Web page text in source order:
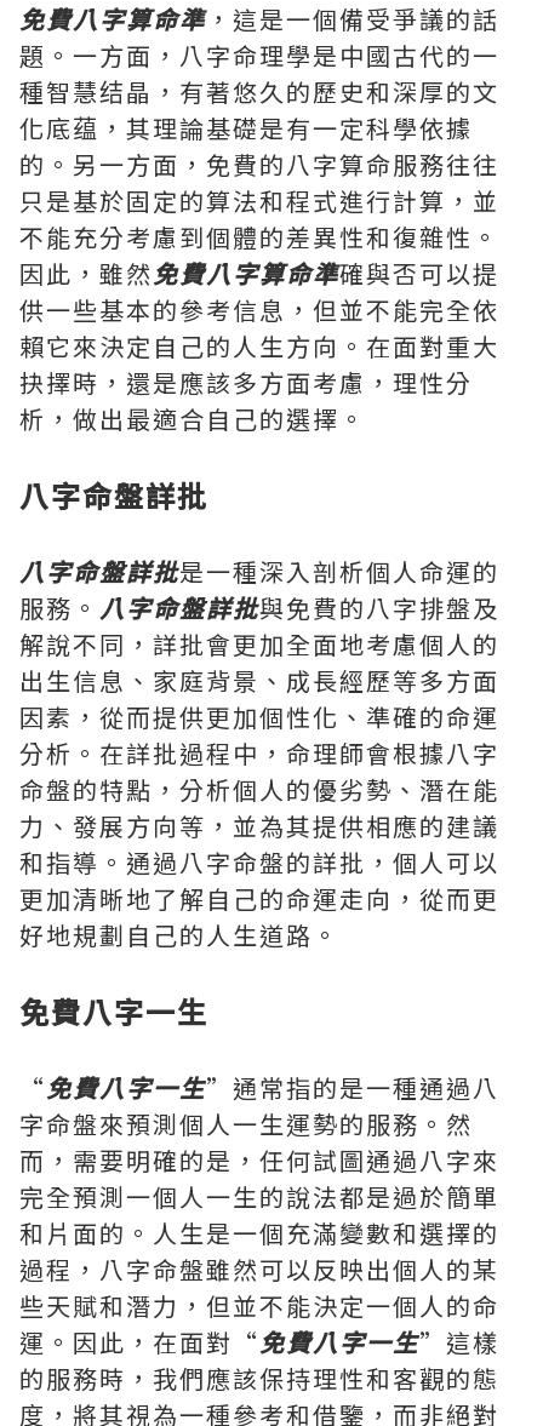
免費八字算命準，這是一個備受爭議的話
題。一方面，八字命理學是中國古代的一
種智慧结晶，有著悠久的歷史和深厚的文
化底蕴，其理論基礎是有一定科學依據
的。另一方面，免費的八字算命服務往往
只是基於固定的算法和程式進行計算，並
不能充分考慮到個體的差異性和復雜性。
因此，雖然免費八字算命準確與否可以提
供一些基本的參考信息，但並不能完全依
賴它來決定自己的人生方向。在面對重大
抉擇時，還是應該多方面考慮，理性分
析，做出最適合自己的選擇。
八字命盤詳批
八字命盤詳批是一種深入剖析個人命運的
服務。 八字命盤詳批與免費的八字排盤及
解說不同，詳批會更加全面地考慮個人的
出生信息、家庭背景、成長經歷等多方面
因素，從而提供更加個性化、準確的命運
分析。在詳批過程中，命理師會根據八字
命盤的特點，分析個人的優劣勢、潛在能
力、發展方向等，並為其提供相應的建議
和指導。通過八字命盤的詳批，個人可以
更加清晰地了解自己的命運走向，從而更
好地規劃自己的人生道路。
免費八字一生
“免費八字一生”通常指的是一種通過八
字命盤來預測個人一生運勢的服務。然
而，需要明確的是，任何試圖通過八字來
完全預測一個人一生的說法都是過於簡單
和片面的。人生是一個充滿變數和選擇的
過程，八字命盤雖然可以反映出個人的某
些天賦和潛力，但並不能決定一個人的命
運。因此，在面對“免費八字一生”這樣
的服務時，我們應該保持理性和客觀的態
度，將其視為一種參考和借鑒，而非絕對